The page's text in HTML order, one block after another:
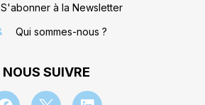
S'abonner à la Newsletter
Qui sommes-nous ?
NOUS SUIVRE